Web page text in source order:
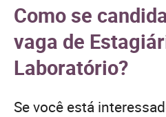
Como se
vaga de
Laboratório?
Se você está